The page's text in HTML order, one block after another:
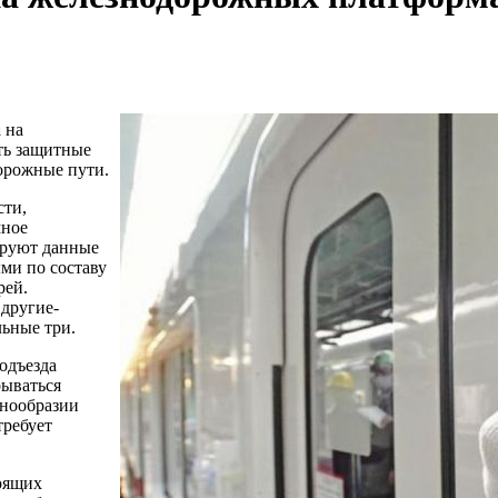
на
защитные
пути.
данные
по составу
три.